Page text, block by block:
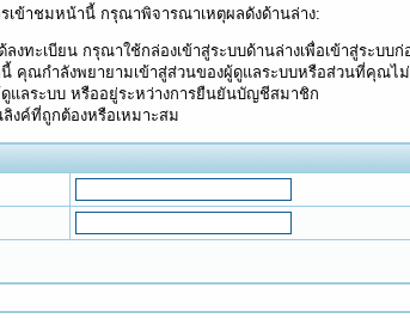
เข้าชมหน้านี้ กรุณาพิจารณาเหตุผลดังด้านล่าง:
งทะเบียน กรุณาใช้กล่องเข้าสู่ระบบด้านล่างเพื่อเข้าสู่ระบบก่
คุณกำลังพยายามเข้าสู่ส่วนของผู้ดูแลระบบหรือส่วนที่คุณไ
ลระบบ หรืออยู่ระหว่างการยืนยันบัญชีสมาชิก
งค์ที่ถูกต้องหรือเหมาะสม